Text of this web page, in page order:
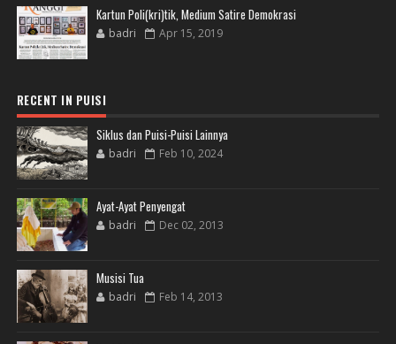
Kartun Poli(kri)tik, Medium Satire Demokrasi
badri Apr 15, 2019
RECENT IN PUISI
Siklus dan Puisi-Puisi Lainnya
badri Feb 10, 2024
Ayat-Ayat Penyengat
badri Dec 02, 2013
Musisi Tua
badri Feb 14, 2013